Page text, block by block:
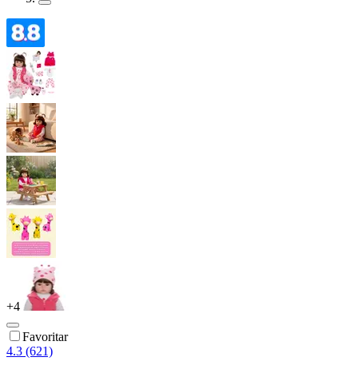
+4
Favoritar
4.3 (621)